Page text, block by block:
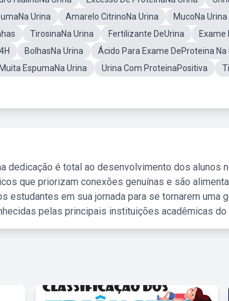
Urina Amarelo CitrinoNa Urina MucoNa Urina
TirosinaNa Urina Fertilizante DeUrina
Exame
BolhasNa Urina
Ácido Para Exame DeProteina Na
Muita EspumaNa Urina Urina Com ProteinaPositiva
dedicação é total ao desenvolvimento dos alunos
que priorizam conexões genuínas e são
estudantes em sua jornada para se tornarem uma
pelas principais instituições acadêmicas do